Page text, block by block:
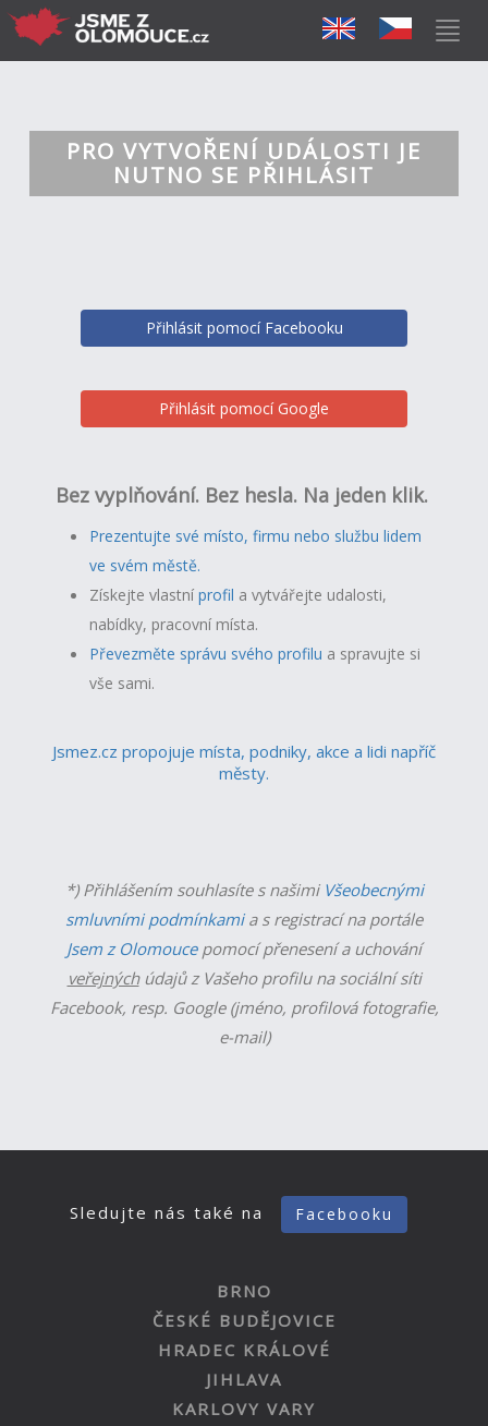
PRO VYTVOŘENÍ UDÁLOSTI JE
NUTNO SE PŘIHLÁSIT
Přihlásit pomocí Facebooku
Přihlásit pomocí Google
Bez vyplňování. Bez hesla. Na jeden klik.
Prezentujte své místo, firmu nebo službu lidem
ve svém městě.
Získejte vlastníprofil a vytvářejte udalosti,
nabídky, pracovní místa.
Převezměte správu svého profilu a spravujte si
vše sami.
Jsmez.cz propojuje místa, podniky, akce a lidi napříč
městy.
*) Přihlášením souhlasíte s našimi Všeobecnými
smluvními podmínkamia s registrací na portále
Jsem z Olomoucepomocí přenesení a uchování
veřejnýchúdajů z Vašeho profilu na sociální síti
Facebook, resp. Google (jméno, profilová fotografie,
e-mail)
Sledujte nás také na Facebooku
BRNO
ČESKÉ BUDĚJOVICE
HRADEC KRÁLOVÉ
JIHLAVA
KARLOVY VARY